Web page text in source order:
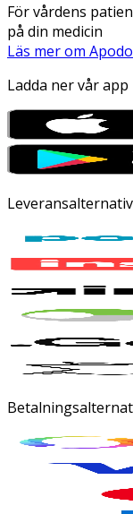
För vårdens
på din medicin
Läs mer om
Ladda ner vår app
Leveransalternativ